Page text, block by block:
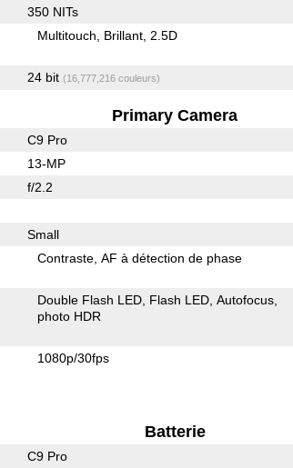
350 NITs
Multitouch Brillant 2.5D
24 bit (16,777,216 couleurs)
Primary Camera
C9 Pro
13-MP
f/2.2
Small
Contraste AF à détection de phase
Double Flash LED Flash LED Autofocus
photo HDR
1080p/30fps
Batterie
C9 Pro